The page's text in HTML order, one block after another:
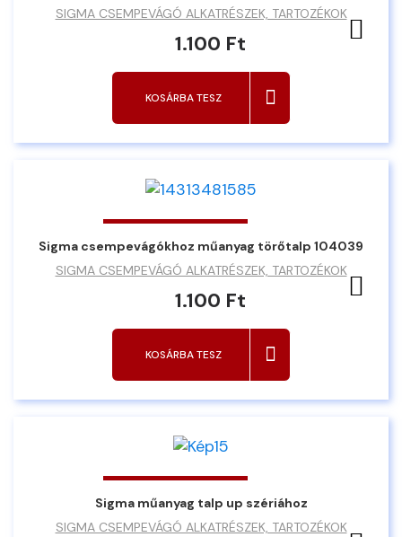
SIGMA CSEMPEVÁGÓ ALKATRÉSZEK, TARTOZÉKOK
1.100 Ft
KOSÁRBA TESZ
Sigma csempevágókhoz műanyag törőtalp 104039
SIGMA CSEMPEVÁGÓ ALKATRÉSZEK, TARTOZÉKOK
1.100 Ft
KOSÁRBA TESZ
Sigma műanyag talp up szériához
SIGMA CSEMPEVÁGÓ ALKATRÉSZEK, TARTOZÉKOK